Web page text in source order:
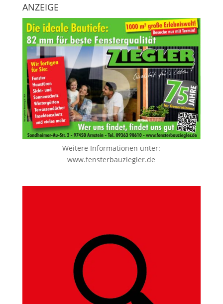
ANZEIGE
Weitere Informationen unter:
www.fensterbauziegler.de